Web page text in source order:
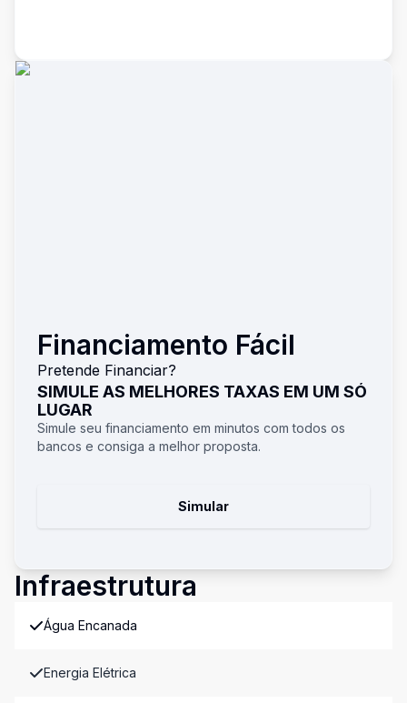
Financiamento Fácil
Pretende Financiar?
SIMULE AS MELHORES TAXAS EM UM SÓ
LUGAR
Simule seu financiamento em minutos com todos os
bancos e consiga a melhor proposta.
Simular
Infraestrutura
Água Encanada
Energia Elétrica